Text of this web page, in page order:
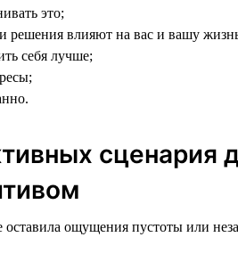
это;
решения влияют на вас и вашу
себя лучше;
сценария
оставила ощущения пустоты или